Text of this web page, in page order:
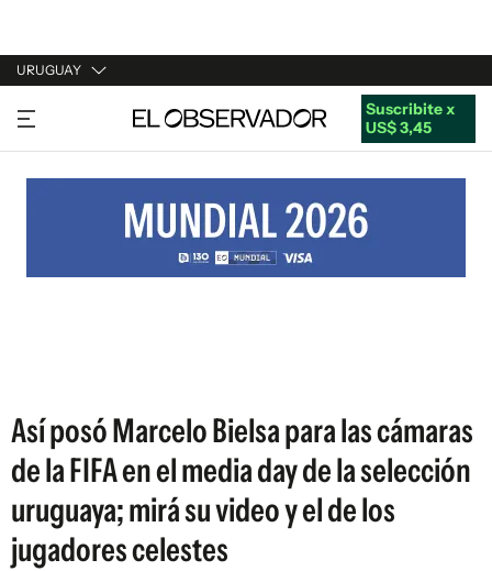
URUGUAY
URUGUAY
ARGENTINA
ESTADOS UNIDOS
Suscribite x
US$ 3,45
Así posó Marcelo Bielsa para las cámaras
de la FIFA en el media day de la selección
uruguaya; mirá su video y el de los
jugadores celestes